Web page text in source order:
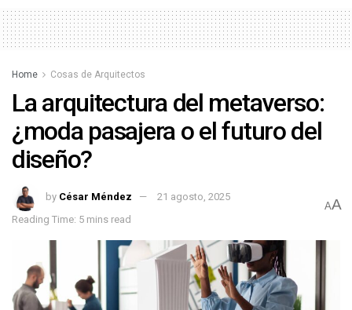
Home Cosas de Arquitectos
La arquitectura del metaverso:
¿moda pasajera o el futuro del
diseño?
by César Méndez
21 agosto, 2025
Reading Time: 5 mins read
AA